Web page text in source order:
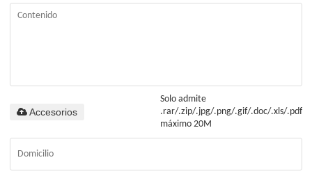
Solo admite
.rar/.zip/.jpg/.png/.gif/.doc/.xls/.pdf,
máximo 20M
Accesorios